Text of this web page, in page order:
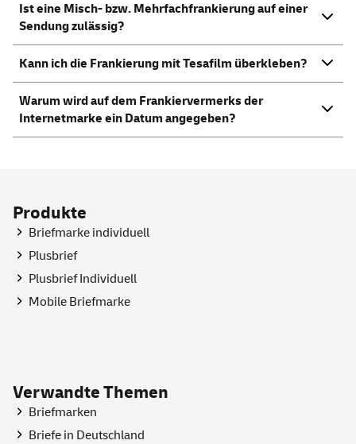
Ist eine Misch- bzw. Mehrfachfrankierung auf einer
Sendung zulässig?
Kann ich die Frankierung mit Tesafilm überkleben?
Warum wird auf dem Frankiervermerks der
Internetmarke ein Datum angegeben?
Produkte
Briefmarke individuell
Plusbrief
Plusbrief Individuell
Mobile Briefmarke
Verwandte Themen
Briefmarken
Briefe in Deutschland